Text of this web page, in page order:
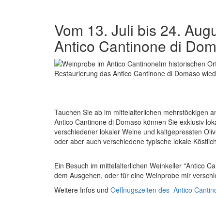
Vom 13. Juli bis 24.
Antico Cantinone di
Im historischen
Restaurierung das Antico Cantinone di Domaso
Tauchen Sie ab im mittelalterlichen mehrstöckigen
Antico Cantinone di Domaso können Sie exklusiv
verschiedener lokaler Weine und kaltgepressten
oder aber auch verschiedene typische lokale
Ein Besuch im mittelalterlichen Weinkeller "Antico
dem Ausgehen, oder für eine Weinprobe mir
Weitere Infos und Oeffnugszeiten des Antico